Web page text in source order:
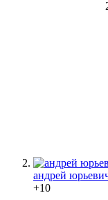
андрей
+10